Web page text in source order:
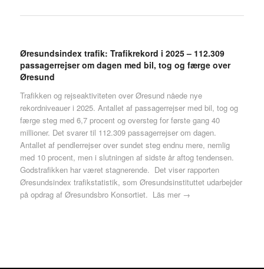
Øresundsindex trafik: Trafikrekord i 2025 – 112.309
passagerrejser om dagen med bil, tog og færge over
Øresund
Trafikken og rejseaktiviteten over Øresund nåede nye
rekordniveauer i 2025. Antallet af passagerrejser med bil, tog og
færge steg med 6,7 procent og oversteg for første gang 40
millioner. Det svarer til 112.309 passagerrejser om dagen.
Antallet af pendlerrejser over sundet steg endnu mere, nemlig
med 10 procent, men i slutningen af sidste år aftog tendensen.
Godstrafikken har været stagnerende. Det viser rapporten
Øresundsindex trafikstatistik, som Øresundsinstituttet udarbejder
på opdrag af Øresundsbro Konsortiet. Läs mer →